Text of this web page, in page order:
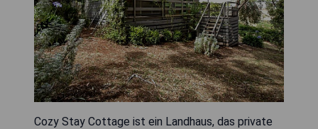
Cozy Stay Cottage ist ein Landhaus, das private